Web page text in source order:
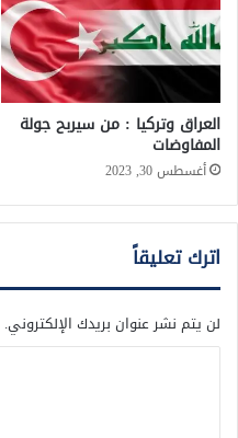
العراق وتركيا : من سيربح جولة
المفاوضات
أغسطس 30, 2023
اترك تعليقاً
لن يتم نشر عنوان بريدك الإلكتروني.